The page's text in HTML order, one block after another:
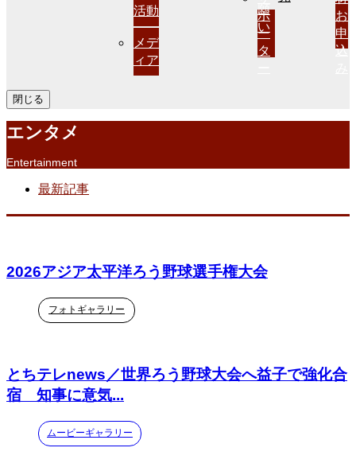
活動
メデ
ィア
願
い
ポ
ー
タ
お
申
込
閉じる
エンタメ
Entertainment
最新記事
2026アジア太平洋ろう野球選手権大会
フォトギャラリー
とちテレnews／世界ろう野球大会へ益子で強化合
宿 知事に意気...
ムービーギャラリー